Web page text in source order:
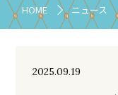
HOME ニュース
2025.09.19